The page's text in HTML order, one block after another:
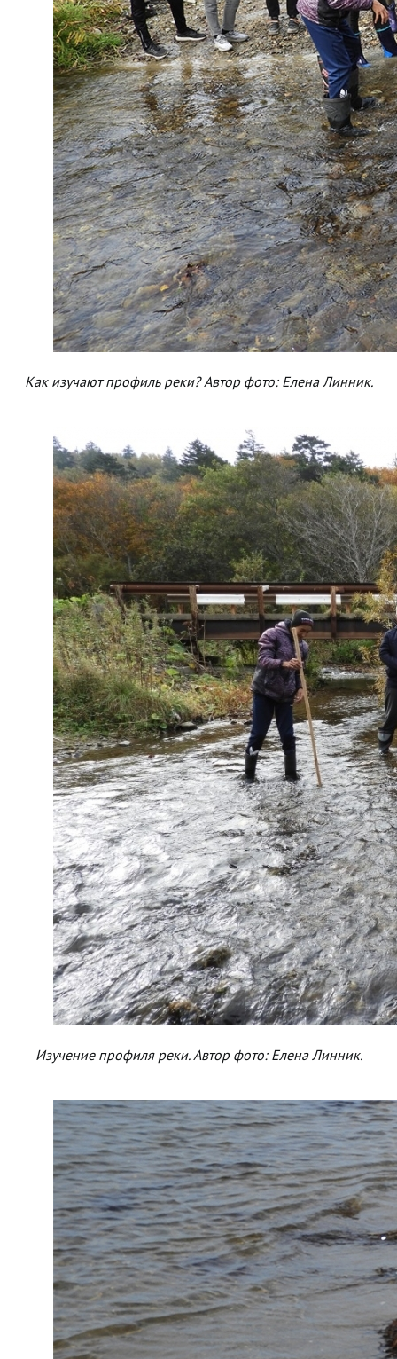
Как изучают профиль реки? Автор фото: Елена Линник.
Изучение профиля реки. Автор фото: Елена Линник.